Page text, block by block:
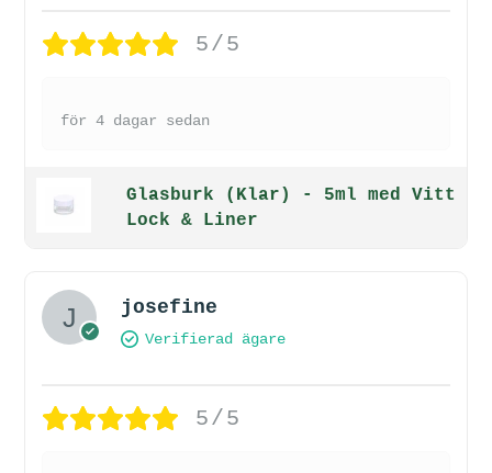
5/5
för 4 dagar sedan
Glasburk (Klar) - 5ml med Vitt
Lock & Liner
josefine
Verifierad ägare
5/5